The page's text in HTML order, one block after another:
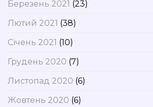
Березень 2021 (23)
Лютий 2021 (38)
Січень 2021 (10)
Грудень 2020 (7)
Листопад 2020 (6)
Жовтень 2020 (6)